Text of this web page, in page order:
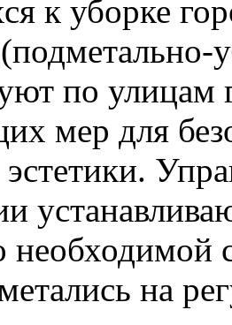
к уборке
по улицам
мер для
эстетики.
необходимой
на